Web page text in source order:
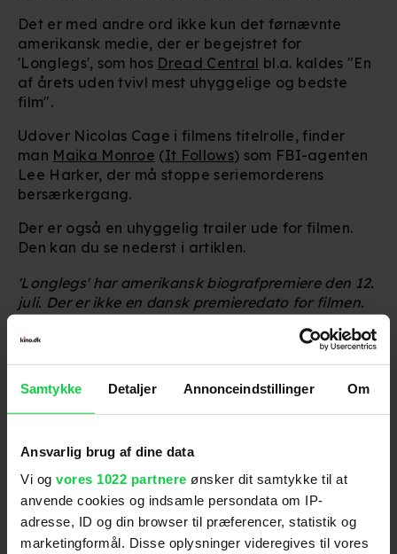
Samtykke Detaljer Annonceindstillinger Om
Ansvarlig brug af dine data
Vi og vores 1022 partnere ønsker dit samtykke til at
anvende cookies og indsamle persondata om IP-
adresse, ID og din browser til præferencer, statistik og
marketingformål. Disse oplysninger videregives til vores
Det er med andre ord ikke kun det førnævnte
amerikansk medie, der er begejstret for
'Longlegs', som hos Dread Central bl.a. kaldes "En
af ​​årets uden tvivl mest uhyggelige og bedste
film".
Udover Nicolas Cage i filmens titelrolle, finder
man Maika Monroe (It Follows) som FBI-agenten
Lee Harker, der må stoppe seriemorderens
bersærkergang.
Der er også en uhyggelig trailer ude for filmen.
Den kan du se nederst i artiklen.
'Longlegs' har amerikansk biografpremiere den 12.
juli. Der er ikke en dansk premieredato for filmen.
marketingcookies være slået til. Klik her
for at ændre dine indstillinger.
Anbefalet til dig